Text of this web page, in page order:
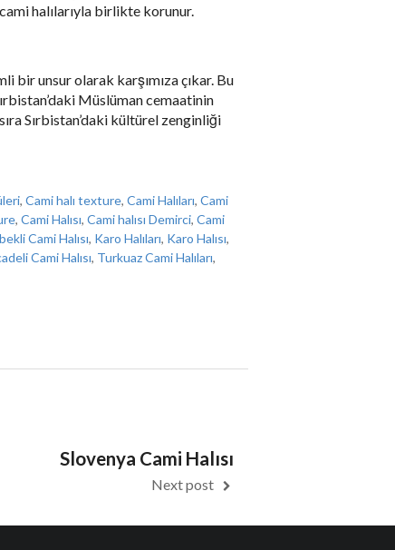
halılarıyla birlikte korunur.
bir unsur olarak karşımıza çıkar. Bu
Müslüman cemaatinin
Sırbistan’daki kültürel zenginliği
, Cami halı texture, Cami Halıları, Cami
, Cami Halısı, Cami halısı Demirci, Cami
Cami Halısı, Karo Halıları, Karo Halısı,
Cami Halısı, Turkuaz Cami Halıları,
Slovenya Cami Halısı
Next post